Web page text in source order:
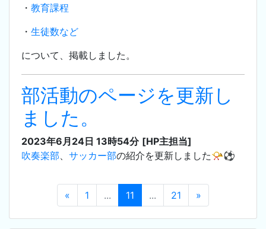
・ 教育課程
・ 生徒数など
について、掲載しました。
部活動のページを更新し
ました。
2023年6月24日 13時54分 [HP主担当]
吹奏楽部
サッカー部の紹介を更新しました📯⚽
« 1 ... 11 ... 21 »